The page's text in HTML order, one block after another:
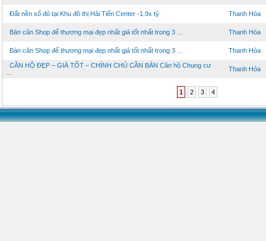
Đất nền sổ đỏ tại Khu đô thị Hải Tiến Center -1.9x tỷ Thanh Hóa
Bán căn Shop đế thương mại đẹp nhất giá tốt nhất trong 3 ... Thanh Hóa
Bán căn Shop đế thương mại đẹp nhất giá tốt nhất trong 3 ... Thanh Hóa
CĂN HỘ ĐẸP – GIÁ TỐT – CHÍNH CHỦ CẦN BÁN Căn hộ Chung cư
Thanh Hóa
1 2 3 4